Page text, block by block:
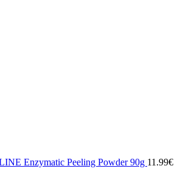
Enzymatic Peeling Powder 90g 11.99€